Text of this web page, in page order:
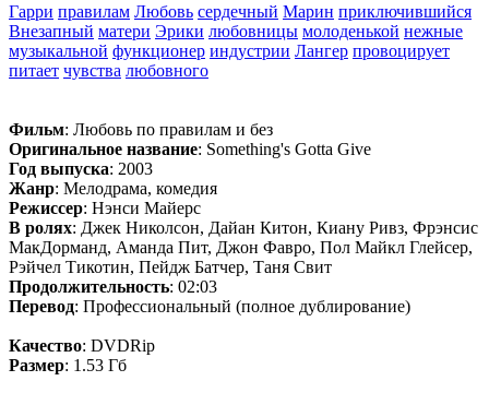
Гарри правилам Любовь сердечный Марин приключившийся
Внезапный матери Эрики любовницы молоденькой нежные
музыкальной функционер индустрии Лангер провоцирует
питает чувства любовного
Фильм: Любовь по правилам и без
Оригинальное название: Something's Gotta Give
Год выпуска: 2003
Жанр: Мелодрама, комедия
Режиссер: Нэнси Майерс
В ролях: Джек Николсон, Дайан Китон, Киану Ривз, Фрэнсис
МакДорманд, Аманда Пит, Джон Фавро, Пол Майкл Глейсер,
Рэйчел Тикотин, Пейдж Батчер, Таня Свит
Продолжительность: 02:03
Перевод: Профессиональный (полное дублирование)
Качество: DVDRip
Размер: 1.53 Гб